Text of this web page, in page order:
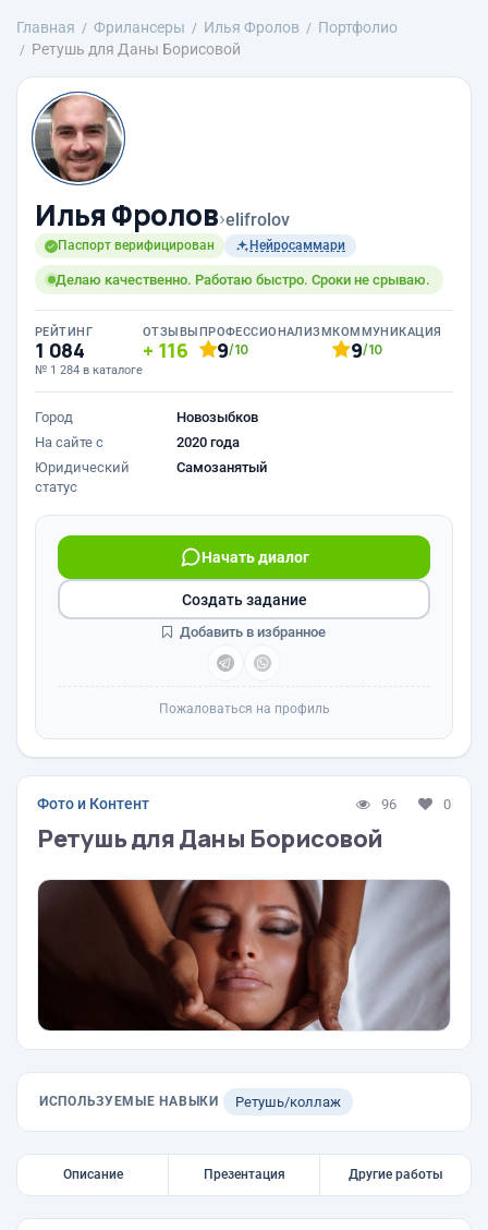
Главная Фрилансеры Илья Фролов
Портфолио
Ретушь для Даны Борисовой
Илья Фролов›elifrolov
Паспорт верифицирован Нейросаммари
Делаю качественно. Работаю быстро. Сроки не срываю.
РЕЙТИНГ
1 084
№ 1 284 в каталоге
ОТЗЫВЫ
116
ПРОФЕССИОНАЛИЗМ
9/10
КОММУНИКАЦИЯ
9/10
Город
Новозыбков
На сайте с
2020 года
Юридический
статус
Самозанятый
Начать диалог
Создать задание
Добавить в избранное
Пожаловаться на профиль
Фото и Контент 96 0
Ретушь для Даны Борисовой
ИСПОЛЬЗУЕМЫЕ НАВЫКИ Ретушь/коллаж
Описание Презентация Другие работы